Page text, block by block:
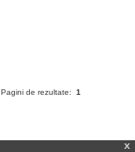
Pagini de rezultate: 1
x